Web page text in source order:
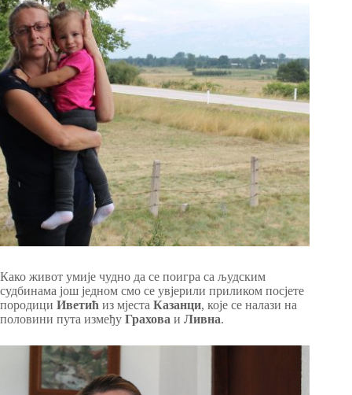
Како живот умије чудно да се поигра са људским
судбинама још једном смо се увјерили приликом посјете
породици Иветић из мјеста Казанци, које се налази на
половини пута између Грахова и Ливна.